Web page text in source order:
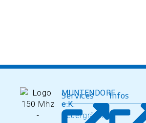
MUNTENDORF
e.K.
Feuergräfenstr.
Services Infos